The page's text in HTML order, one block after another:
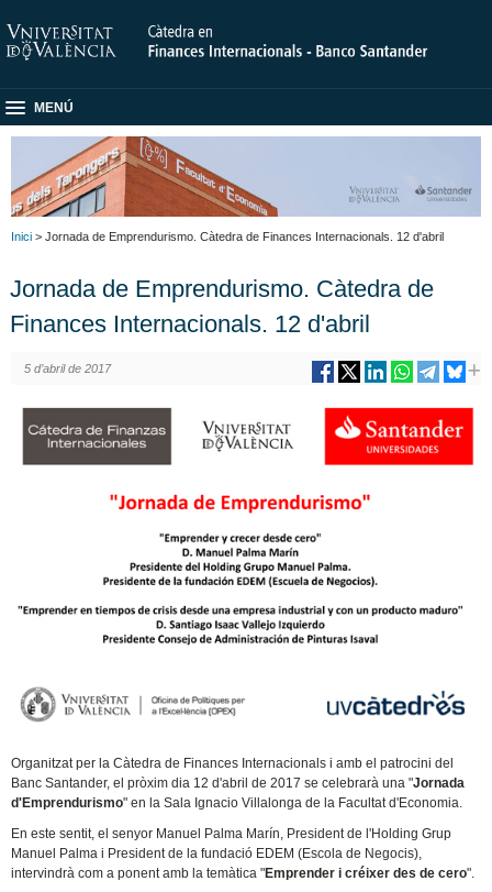
MENÚ
Inici > Jornada de Emprendurismo. Càtedra de Finances Internacionals. 12 d'abril
Jornada de Emprendurismo. Càtedra de
Finances Internacionals. 12 d'abril
5 d’abril de 2017
Organitzat per la Càtedra de Finances Internacionals i amb el patrocini del
Banc Santander, el pròxim dia 12 d'abril de 2017 se celebrarà una "Jornada
d'Emprendurismo" en la Sala Ignacio Villalonga de la Facultat d'Economia.
En este sentit, el senyor Manuel Palma Marín, President de l'Holding Grup
Manuel Palma i President de la fundació EDEM (Escola de Negocis),
intervindrà com a ponent amb la temàtica "Emprender i créixer des de cero".